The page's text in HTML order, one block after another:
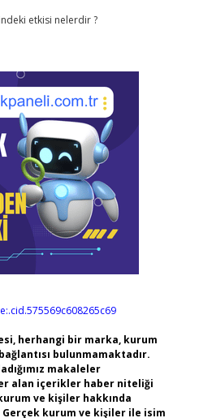
etkisi nelerdir ?
herhangi bir marka, kurum
bulunmamaktadır.
makaleler
alan içerikler haber niteliği
ve kişiler hakkında
Gerçek kurum ve kişiler ile isim